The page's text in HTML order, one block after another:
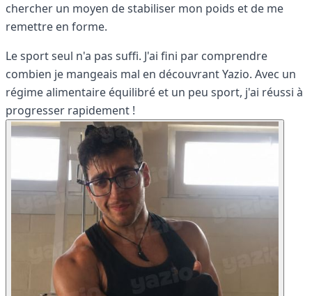
chercher un moyen de stabiliser mon poids et de me
remettre en forme.
Le sport seul n'a pas suffi. J'ai fini par comprendre
combien je mangeais mal en découvrant Yazio. Avec un
régime alimentaire équilibré et un peu sport, j'ai réussi à
progresser rapidement !